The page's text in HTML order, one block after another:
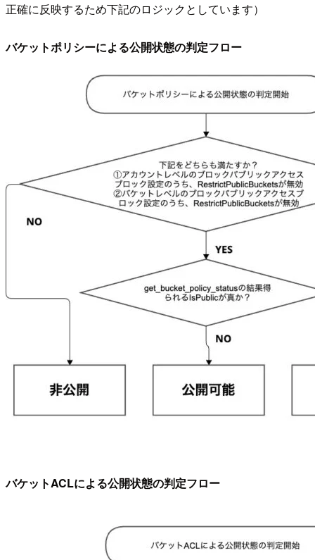
正確に反映するため下記のロジックとしています）
バケットポリシーによる公開状態の判定フロー
バケットACLによる公開状態の判定フロー